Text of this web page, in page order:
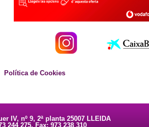
Política de Cookies
IV, nº 9, 2ª planta 25007 LLEIDA
244 275. Fax: 973 238 310